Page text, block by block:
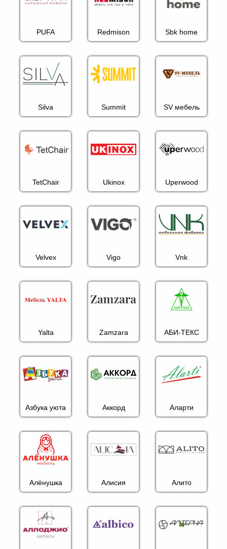
PUFA Redmison Sbk home
Silva Summit SV мебель
TetChair Ukinox Uperwood
Velvex Vigo Vnk
Yalta Zamzara АБИ-ТЕКС
Азбука уюта Аккорд Аларти
Алёнушка Алисия Алито